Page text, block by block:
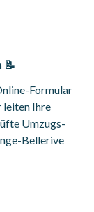
📝
Formular
leiten Ihre
Umzugs-
Bellerive